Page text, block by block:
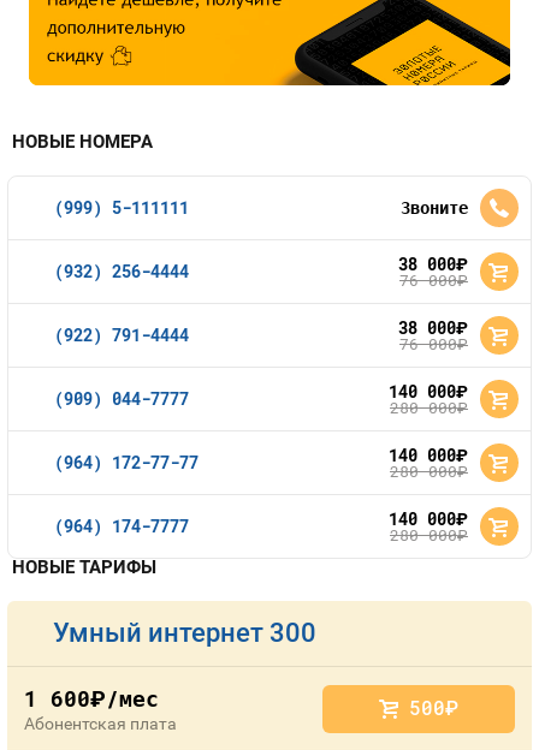
НОВЫЕ НОМЕРА
(999) 5-111111 Звоните
(932) 256-4444 38 000руб.
76 000руб.
(922) 791-4444 38 000руб.
76 000руб.
(909) 044-7777 140 000руб.
280 000руб.
(964) 172-77-77 140 000руб.
280 000руб.
(964) 174-7777 140 000руб.
280 000руб.
НОВЫЕ ТАРИФЫ
Умный интернет 300
1 600руб./мес
Абонентская плата
500руб.